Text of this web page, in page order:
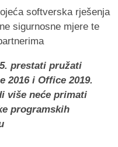
prestati pružati
2016 i Office 2019.
više neće primati
programskih